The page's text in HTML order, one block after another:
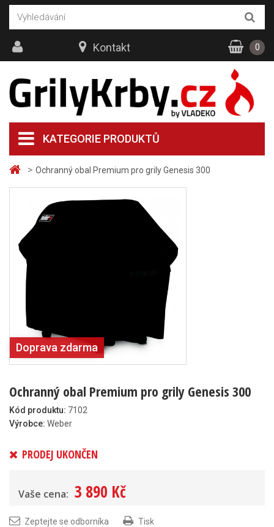
> Ochranný obal Premium pro grily Genesis 300
Doprava zdarma
Ochranný obal Premium pro grily Genesis 300
Kód produktu: 7102
Výrobce: Weber
PRODEJ UKONČEN
Vaše cena: 3 890 Kč
Zeptejte se odborníka Tisk
KATEGORIE PRODUKTŮ
Kontakt 0